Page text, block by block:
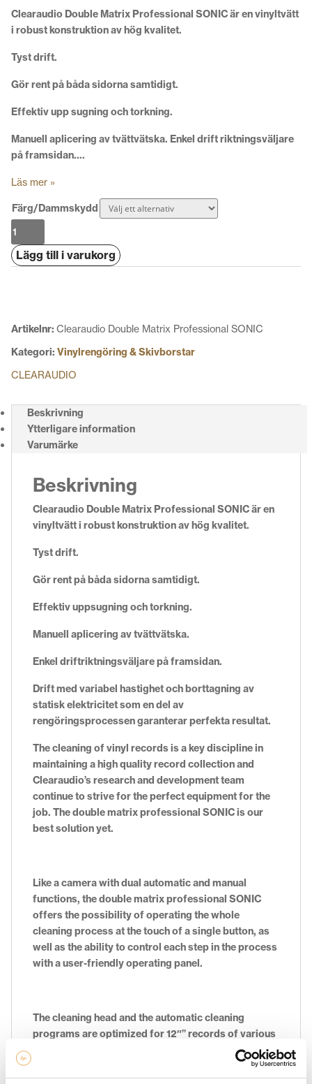
Clearaudio Double Matrix Professional SONIC är en vinyltvätt
i robust konstruktion av hög kvalitet.
Tyst drift.
Gör rent på båda sidorna samtidigt.
Effektiv upp sugning och torkning.
Manuell aplicering av tvättvätska. Enkel drift riktningsväljare
på framsidan….
Läs mer »
Färg/Dammskydd
Clearaudio
Double
Matrix
Lägg till i varukorg
Artikelnr: Clearaudio Double Matrix Professional SONIC
Kategori: Vinylrengöring & Skivborstar
CLEARAUDIO
Beskrivning
Ytterligare information
Varumärke
Beskrivning
Clearaudio Double Matrix Professional SONIC är en
vinyltvätt i robust konstruktion av hög kvalitet.
Tyst drift.
Gör rent på båda sidorna samtidigt.
Effektiv uppsugning och torkning.
Manuell aplicering av tvättvätska.
Enkel driftriktningsväljare på framsidan.
Drift med variabel hastighet och borttagning av
statisk elektricitet som en del av
rengöringsprocessen garanterar perfekta resultat.
The cleaning of vinyl records is a key discipline in
maintaining a high quality record collection and
Clearaudio’s research and development team
continue to strive for the perfect equipment for the
job. The double matrix professional SONIC is our
best solution yet.
Like a camera with dual automatic and manual
functions, the double matrix professional SONIC
offers the possibility of operating the whole
cleaning process at the touch of a single button, as
well as the ability to control each step in the process
with a user-friendly operating panel.
The cleaning head and the automatic cleaning
programs are optimized for 12″” records of various
thicknesses.Smaller records (7″” and 10″”) can be
cleaned with the manual cleaning mode without